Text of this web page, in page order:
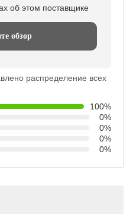
об этом поставщике
обзор
распределение всех
100%
0%
0%
0%
0%